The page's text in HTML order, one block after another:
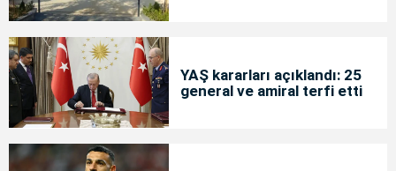
YAŞ kararları açıklandı: 25
general ve amiral terfi etti